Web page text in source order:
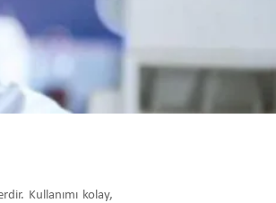
Kullanımı kolay,